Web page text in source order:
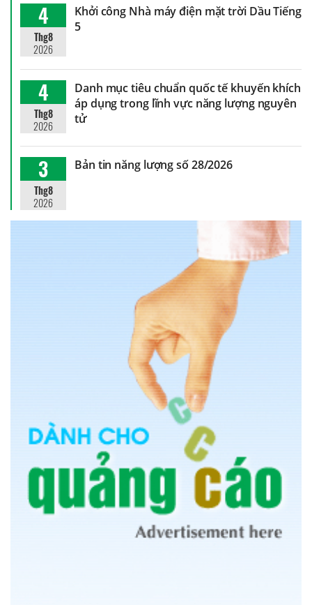
4
Thg8
2026
Khởi công Nhà máy điện mặt trời Dầu Tiếng
5
4
Thg8
2026
Danh mục tiêu chuẩn quốc tế khuyến khích
áp dụng trong lĩnh vực năng lượng nguyên
tử
3
Thg8
2026
Bản tin năng lượng số 28/2026